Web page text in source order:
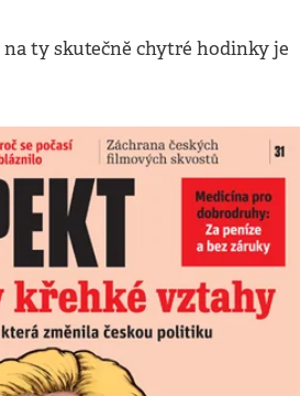
na ty skutečně chytré hodinky je